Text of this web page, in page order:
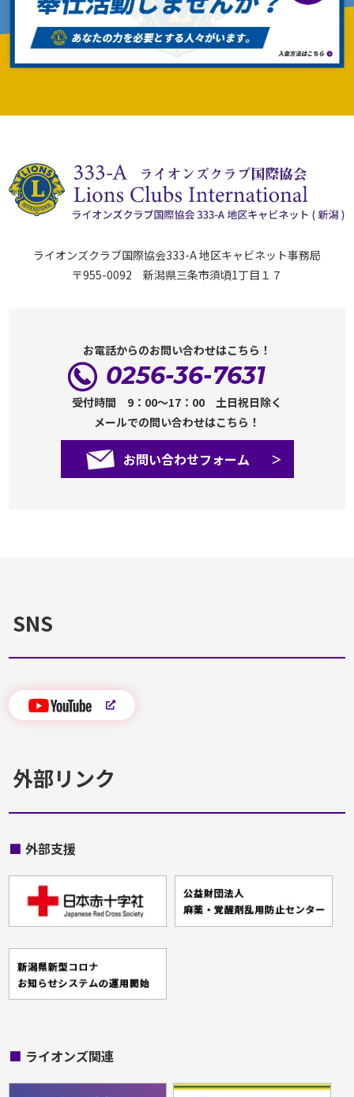
ライオンズクラブ国際協会333-A 地区キャビネット事務局
〒955-0092 新潟県三条市須頃1丁目１７
お電話からのお問い合わせはこちら！
0256-36-7631
受付時間 9：00～17：00 土日祝日除く
メールでの問い合わせはこちら！
お問い合わせフォーム
SNS
外部リンク
■ 外部支援
■ ライオンズ関連